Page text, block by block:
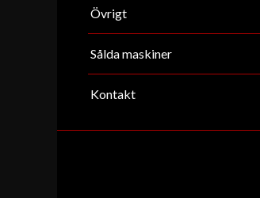
Övrigt
Sålda maskiner
Kontakt